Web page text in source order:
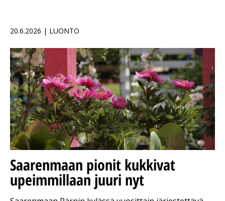
20.6.2026 | LUONTO
Saarenmaan pionit kukkivat
upeimmillaan juuri nyt